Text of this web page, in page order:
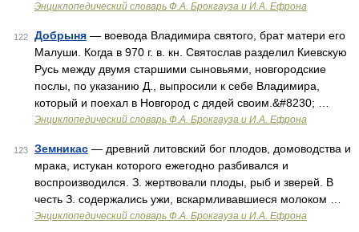
Энциклопедический словарь Ф.А. Брокгауза и И.А. Ефрона
122 Добрыня — воевода Владимира святого, брат матери его
Малуши. Когда в 970 г. в. кн. Святослав разделил Киевскую
Русь между двумя старшими сыновьями, новгородские
послы, по указанию Д., выпросили к себе Владимира,
который и поехал в Новгород с дядей своим.&#8230; …
Энциклопедический словарь Ф.А. Брокгауза и И.А. Ефрона
123 Земникас — древний литовский бог плодов, домоводства и
мрака, истукан которого ежегодно разбивался и
воспроизводился. З. жертвовали плоды, рыб и зверей. В
честь З. содержались ужи, вскармливавшиеся молоком …
Энциклопедический словарь Ф.А. Брокгауза и И.А. Ефрона